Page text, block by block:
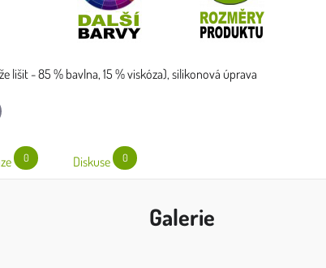
lišit - 85 % bavlna, 15 % viskóza), silikonová úprava
0 Diskuse 0
Galerie